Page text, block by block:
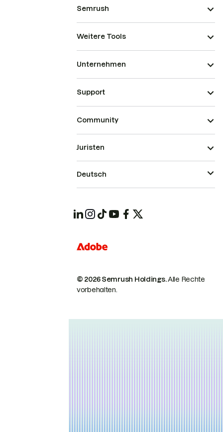
Semrush
Weitere Tools
Unternehmen
Support
Community
© 2026 Semrush Holdings.Alle Rechte
vorbehalten.
Juristen
Deutsch